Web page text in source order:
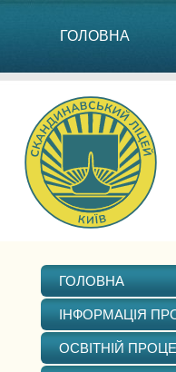
ГОЛОВНА
ГОЛОВНА
ІНФОРМАЦІЯ
ОСВІТНІЙ